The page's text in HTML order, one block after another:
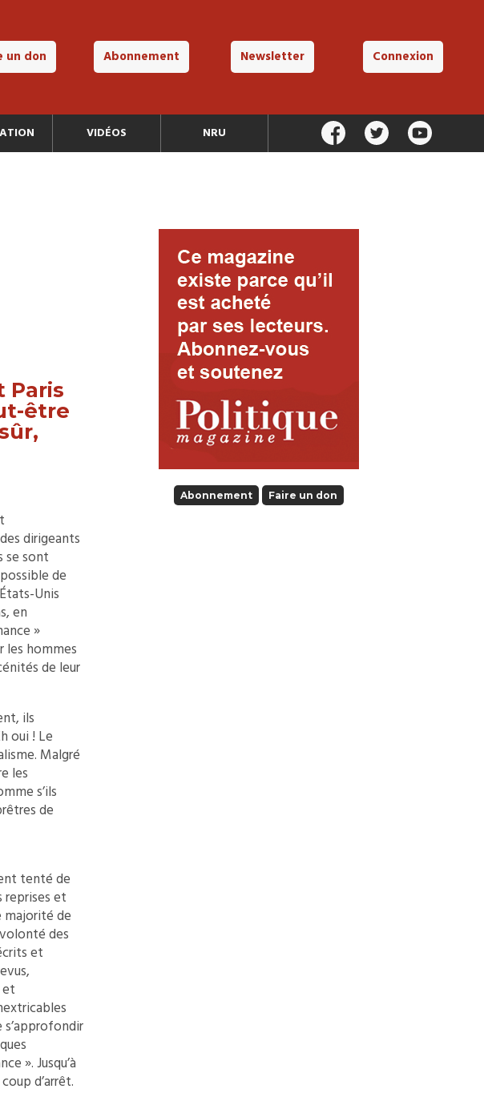
un don Abonnement Newsletter Connexion
VIDÉOS NRU
Paris
être
dirigeants
se sont
de
Unis
en
»
les hommes
de leur
ils
oui ! Le
Malgré
les
s’ils
de
tenté de
reprises et
majorité de
des
et
s’approfondir
». Jusqu’à
d’arrêt.
Abonnement Faire un don